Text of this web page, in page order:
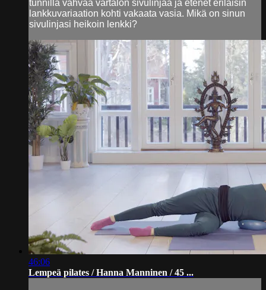
tunnilla vahvaa vartalon sivulinjaa ja etenet erilaisin
lankkuvariaation kohti vakaata vasia. Mikä on sinun
sivulinjasi heikoin lenkki?
46:06
Lempeä pilates / Hanna Manninen / 45 ...